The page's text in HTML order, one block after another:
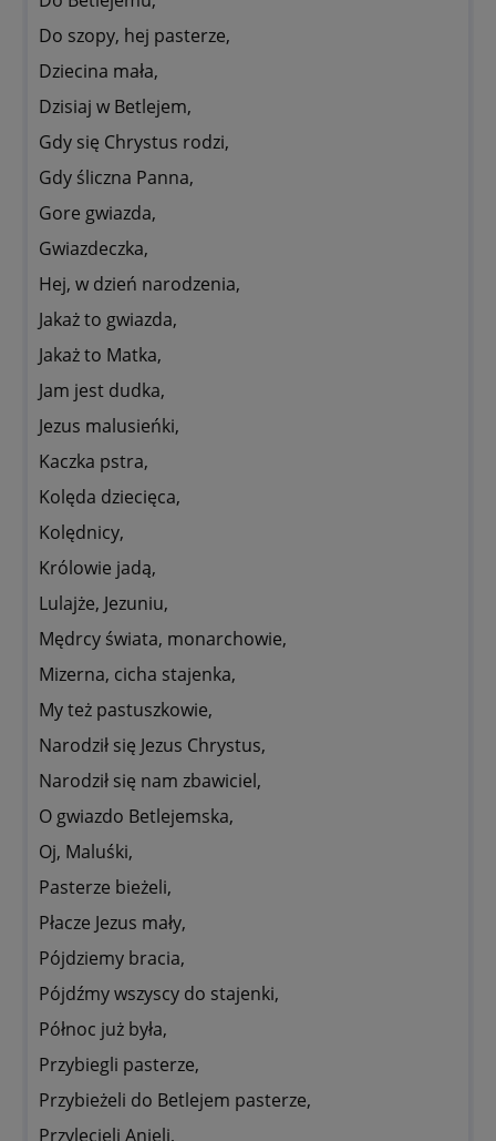
Do szopy, hej pasterze,
Dziecina mała,
Dzisiaj w Betlejem,
Gdy się Chrystus rodzi,
Gdy śliczna Panna,
Gore gwiazda,
Gwiazdeczka,
Hej, w dzień narodzenia,
Jakaż to gwiazda,
Jakaż to Matka,
Jam jest dudka,
Jezus malusieńki,
Kaczka pstra,
Kolęda dziecięca,
Kolędnicy,
Królowie jadą,
Lulajże, Jezuniu,
Mędrcy świata, monarchowie,
Mizerna, cicha stajenka,
My też pastuszkowie,
Narodził się Jezus Chrystus,
Narodził się nam zbawiciel,
O gwiazdo Betlejemska,
Oj, Maluśki,
Pasterze bieżeli,
Płacze Jezus mały,
Pójdziemy bracia,
Pójdźmy wszyscy do stajenki,
Północ już była,
Przybiegli pasterze,
Przybieżeli do Betlejem pasterze,
Przylecieli Anieli,